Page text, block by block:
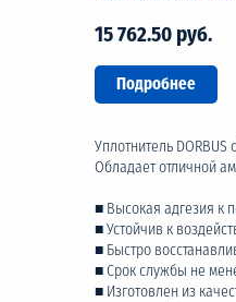
15 762.50 руб.
Подробнее
Уплотнитель
Обладает отличной
■ Высокая адгезия к
■ Устойчив к
■ Быстро
■ Срок службы не
■ Изготовлен из